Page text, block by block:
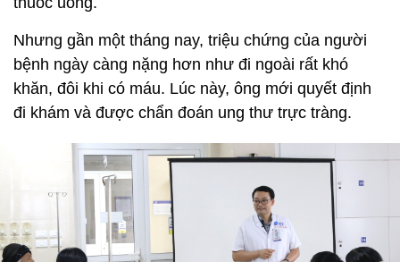
Nhưng gần một tháng nay, triệu chứng của người
bệnh ngày càng nặng hơn như đi ngoài rất khó
khăn, đôi khi có máu. Lúc này, ông mới quyết định
đi khám và được chẩn đoán ung thư trực tràng.